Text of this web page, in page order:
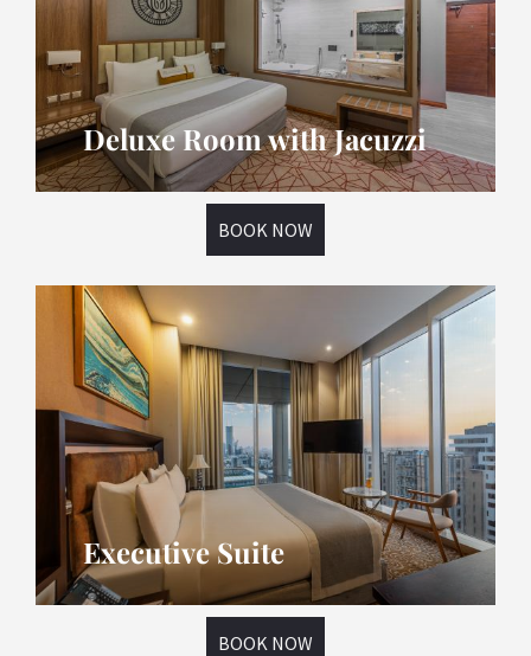
Deluxe Room with Jacuzzi
BOOK NOW
Executive Suite
BOOK NOW